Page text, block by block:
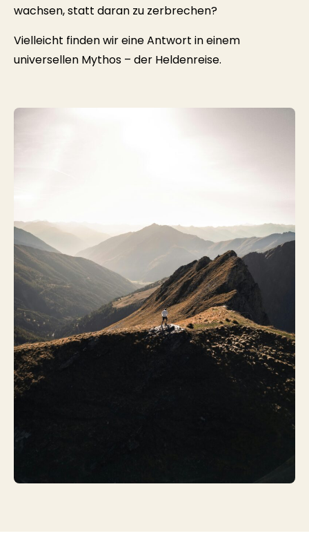
wachsen, statt daran zu zerbrechen?
Vielleicht finden wir eine Antwort in einem
universellen Mythos – der Heldenreise.